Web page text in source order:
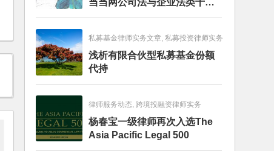
当当网公司法与企业法类十大
畅销图书榜
私募基金律师实务文章, 私募投资律师实务
浅析有限合伙型私募基金份额
代持
律师服务动态, 跨境投融资律师实务
杨春宝一级律师再次入选The
Asia Pacific Legal 500